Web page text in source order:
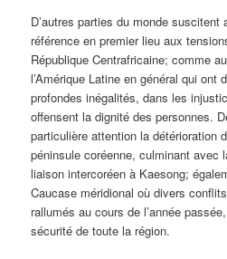
D’autres parties du monde suscitent
référence en premier lieu aux
République Centrafricaine; comme
l’Amérique Latine en général qui ont
profondes inégalités, dans les
offensent la dignité des personnes.
particulière attention la détérioration
péninsule coréenne, culminant avec
liaison intercoréen à Kaesong;
Caucase méridional où divers
rallumés au cours de l’année
sécurité de toute la région.